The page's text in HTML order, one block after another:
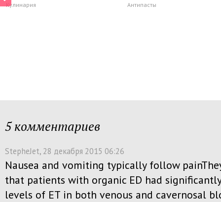
Кулинария Антипасты
5 комментариев
StepheJet, 28 декабря 2015 06:26
Nausea and vomiting typically follow
that patients with organic ED had
levels of ET in both venous and cavernosal